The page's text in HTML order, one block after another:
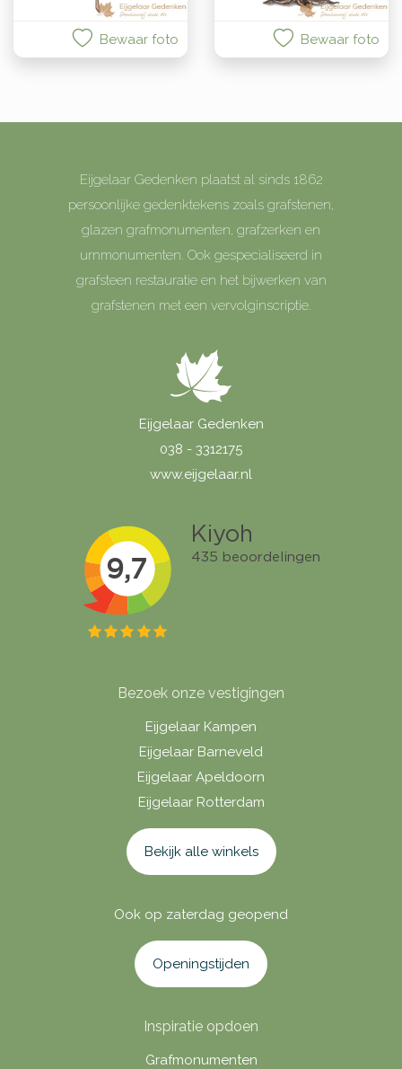
Bewaar foto Bewaar foto
Eijgelaar Gedenken plaatst al sinds 1862
persoonlijke gedenktekens zoals grafstenen,
glazen grafmonumenten, grafzerken en
urnmonumenten. Ook gespecialiseerd in
grafsteen restauratie en het bijwerken van
grafstenen met een vervolginscriptie.
Eijgelaar Gedenken
038 - 3312175
www.eijgelaar.nl
Bezoek onze vestigingen
Eijgelaar Kampen
Eijgelaar Barneveld
Eijgelaar Apeldoorn
Eijgelaar Rotterdam
Bekijk alle winkels
Ook op zaterdag geopend
Openingstijden
Inspiratie opdoen
Grafmonumenten